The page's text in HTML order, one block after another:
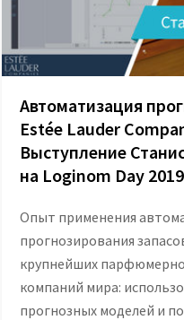
Автоматизация
Estée Lauder
Выступление
на Loginom Day 2019
Опыт применения
прогнозирования
крупнейших
компаний мира:
прогнозных моделей и